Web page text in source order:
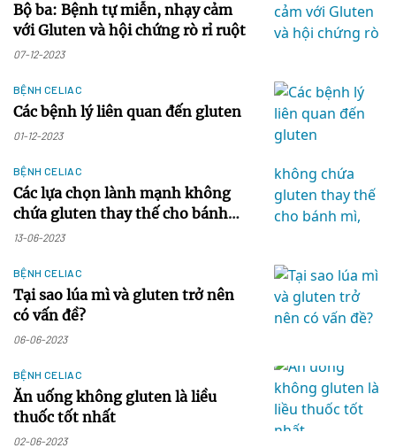
Bộ ba: Bệnh tự miễn, nhạy cảm
với Gluten và hội chứng rò rỉ ruột
07-12-2023
BỆNH CELIAC
Các bệnh lý liên quan đến gluten
01-12-2023
BỆNH CELIAC
Các lựa chọn lành mạnh không
chứa gluten thay thế cho bánh
mì, bánh mì ngọt và vỏ bánh
13-06-2023
BỆNH CELIAC
Tại sao lúa mì và gluten trở nên
có vấn đề?
06-06-2023
BỆNH CELIAC
Ăn uống không gluten là liều
thuốc tốt nhất
02-06-2023